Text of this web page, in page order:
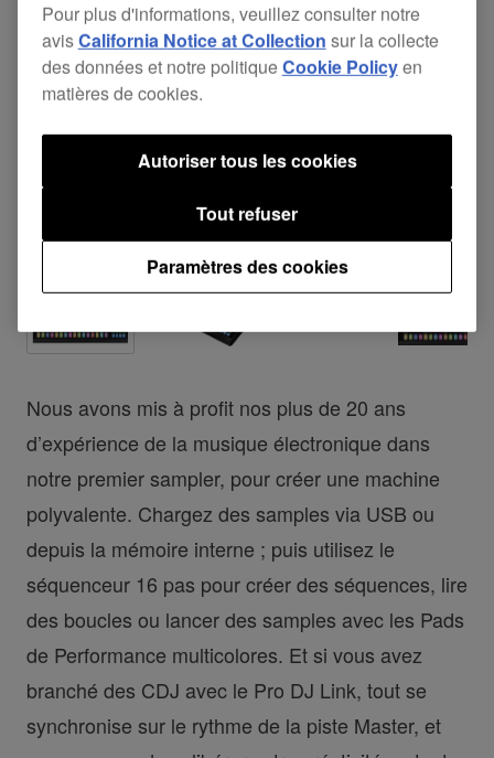
Nous avons mis à profit nos plus de 20 ans
d’expérience de la musique électronique dans
notre premier sampler, pour créer une machine
polyvalente. Chargez des samples via USB ou
depuis la mémoire interne ; puis utilisez le
séquenceur 16 pas pour créer des séquences, lire
des boucles ou lancer des samples avec les Pads
de Performance multicolores. Et si vous avez
branché des CDJ avec le Pro DJ Link, tout se
synchronise sur le rythme de la piste Master, et
Pour plus d'informations, veuillez consulter notre
avisCalifornia Notice at Collection sur la collecte
des données et notre politique Cookie Policyen
matières de cookies.
Paramètres des cookies
Tout refuser
Autoriser tous les cookies